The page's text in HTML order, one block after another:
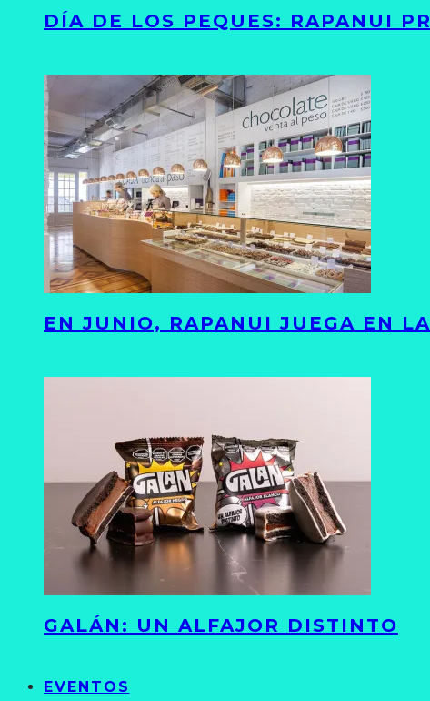
DÍA DE LOS PEQUES: RAPANUI
EN JUNIO, RAPANUI JUEGA EN
GALÁN: UN ALFAJOR DISTINTO
EVENTOS